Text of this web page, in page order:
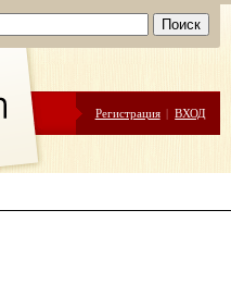
Регистрация | ВХОД